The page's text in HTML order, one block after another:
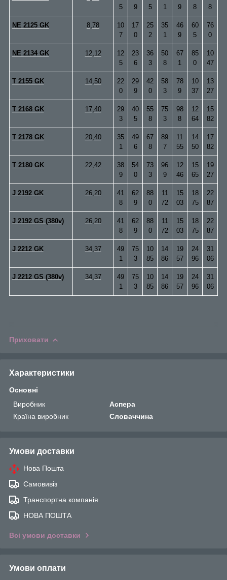
5
9
5
1
9
8
8
NE 2125 GK 8,78
10
7
17
0
25
2
35
1
46
9
60
5
76
0
NE 2134 GK 12,12
12
5
23
6
36
3
50
8
67
1
85
0
10
47
T 2155 GK 14,50
22
0
29
9
42
0
58
3
78
9
10
37
13
27
T 2168 GK 17,40
29
3
40
5
55
8
75
3
98
8
12
64
15
82
T 2178 GK 20,40
35
1
49
6
67
8
89
7
11
55
14
50
17
82
T 2180 GK 22,42
38
9
54
0
73
3
96
9
12
46
15
65
19
27
J 2192 GK 26,20
41
8
62
9
88
0
11
72
15
03
18
75
22
87
J 2192 GS (380v) 26,20
41
8
62
9
88
0
11
72
15
03
18
75
22
87
J 2212 GK 34,37
49
1
75
3
10
85
14
86
19
57
24
96
31
06
J 2212 GS (380v) 34,37
49
1
75
3
10
85
14
86
19
57
24
96
31
06
Приховати
Характеристики
Основні
Виробник
Аспера
Країна виробник
Словаччина
Умови доставки
Нова Пошта
Самовивіз
Транспортна компанія
НОВА ПОШТА
Всі умови доставки
Умови оплати